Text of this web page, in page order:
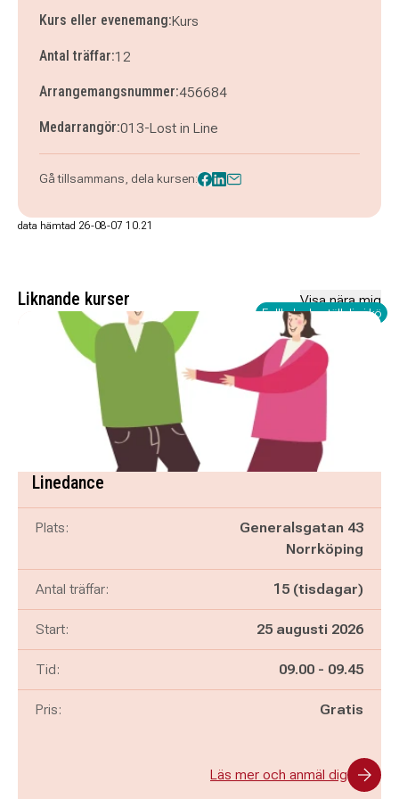
Kurs eller evenemang:Kurs
Antal träffar:12
Arrangemangsnummer:456684
Medarrangör:013-Lost in Line
Gå tillsammans, dela kursen:
data hämtad 26-08-07 10.21
Liknande kurser Visa nära mig
Fullbokad - ställ dig i kö
Linedance
Plats:
Generalsgatan 43
Norrköping
Antal träffar: 15 (tisdagar)
Start: 25 augusti 2026
Tid: Pågår mellan
09.00 - och
09.45
Pris: Gratis
Läs mer och anmäl dig